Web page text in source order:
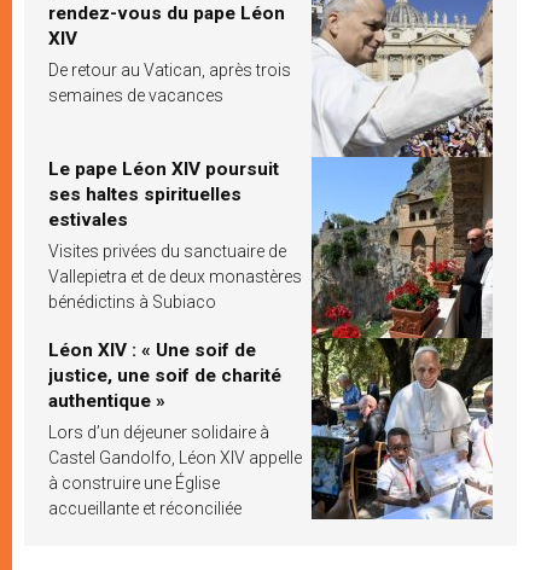
rendez-vous du pape Léon
XIV
De retour au Vatican, après trois
semaines de vacances
Le pape Léon XIV poursuit
ses haltes spirituelles
estivales
Visites privées du sanctuaire de
Vallepietra et de deux monastères
bénédictins à Subiaco
Léon XIV : « Une soif de
justice, une soif de charité
authentique »
Lors d’un déjeuner solidaire à
Castel Gandolfo, Léon XIV appelle
à construire une Église
accueillante et réconciliée